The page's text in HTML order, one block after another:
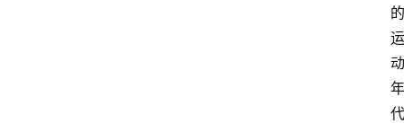
的
运
动
年
代